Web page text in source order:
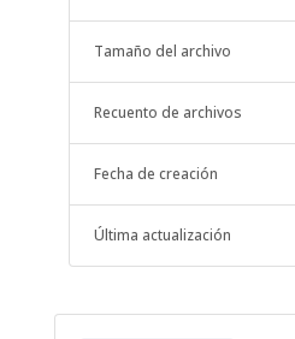
Tamaño del archivo
Recuento de archivos
Fecha de creación
Última actualización